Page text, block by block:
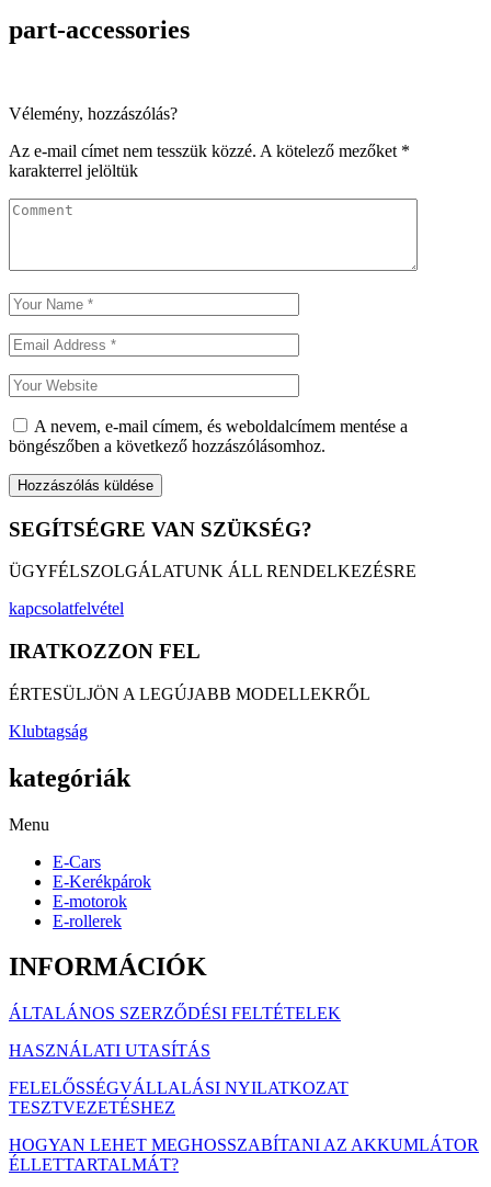
part-accessories
Vélemény, hozzászólás?
Az e-mail címet nem tesszük közzé. A kötelező mezőket *
karakterrel jelöltük
A nevem, e-mail címem, és weboldalcímem mentése a
böngészőben a következő hozzászólásomhoz.
SEGÍTSÉGRE VAN SZÜKSÉG?
ÜGYFÉLSZOLGÁLATUNK ÁLL RENDELKEZÉSRE
kapcsolatfelvétel
IRATKOZZON FEL
ÉRTESÜLJÖN A LEGÚJABB MODELLEKRŐL
Klubtagság
kategóriák
Menu
E-Cars
E-Kerékpárok
E-motorok
E-rollerek
INFORMÁCIÓK
ÁLTALÁNOS SZERZŐDÉSI FELTÉTELEK
HASZNÁLATI UTASÍTÁS
FELELŐSSÉGVÁLLALÁSI NYILATKOZAT
TESZTVEZETÉSHEZ
HOGYAN LEHET MEGHOSSZABÍTANI AZ AKKUMLÁTOR
ÉLLETTARTALMÁT?